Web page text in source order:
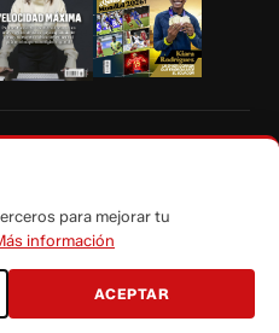
los contenidos de Vistazo.com.
para mejorar tu
información
ACEPTAR